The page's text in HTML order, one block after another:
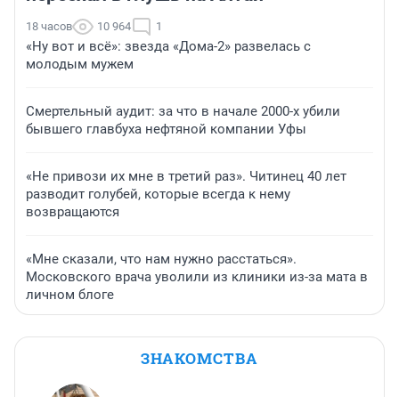
18 часов 10 964 1
«Ну вот и всё»: звезда «Дома-2» развелась с
молодым мужем
Смертельный аудит: за что в начале 2000-х убили
бывшего главбуха нефтяной компании Уфы
«Не привози их мне в третий раз». Читинец 40 лет
разводит голубей, которые всегда к нему
возвращаются
«Мне сказали, что нам нужно расстаться».
Московского врача уволили из клиники из-за мата в
личном блоге
ЗНАКОМСТВА